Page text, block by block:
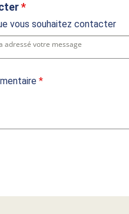
*
vous souhaitez contacter
adressé votre message
*